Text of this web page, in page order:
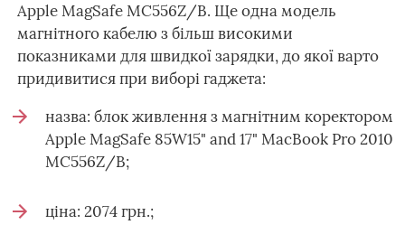
Apple MagSafe MC556Z/B. Ще одна модель
магнітного кабелю з більш високими
показниками для швидкої зарядки, до якої варто
придивитися при виборі гаджета:
назва: блок живлення з магнітним коректором
Apple MagSafe 85W15" and 17" MacBook Pro 2010
MC556Z/B;
ціна: 2074 грн.;